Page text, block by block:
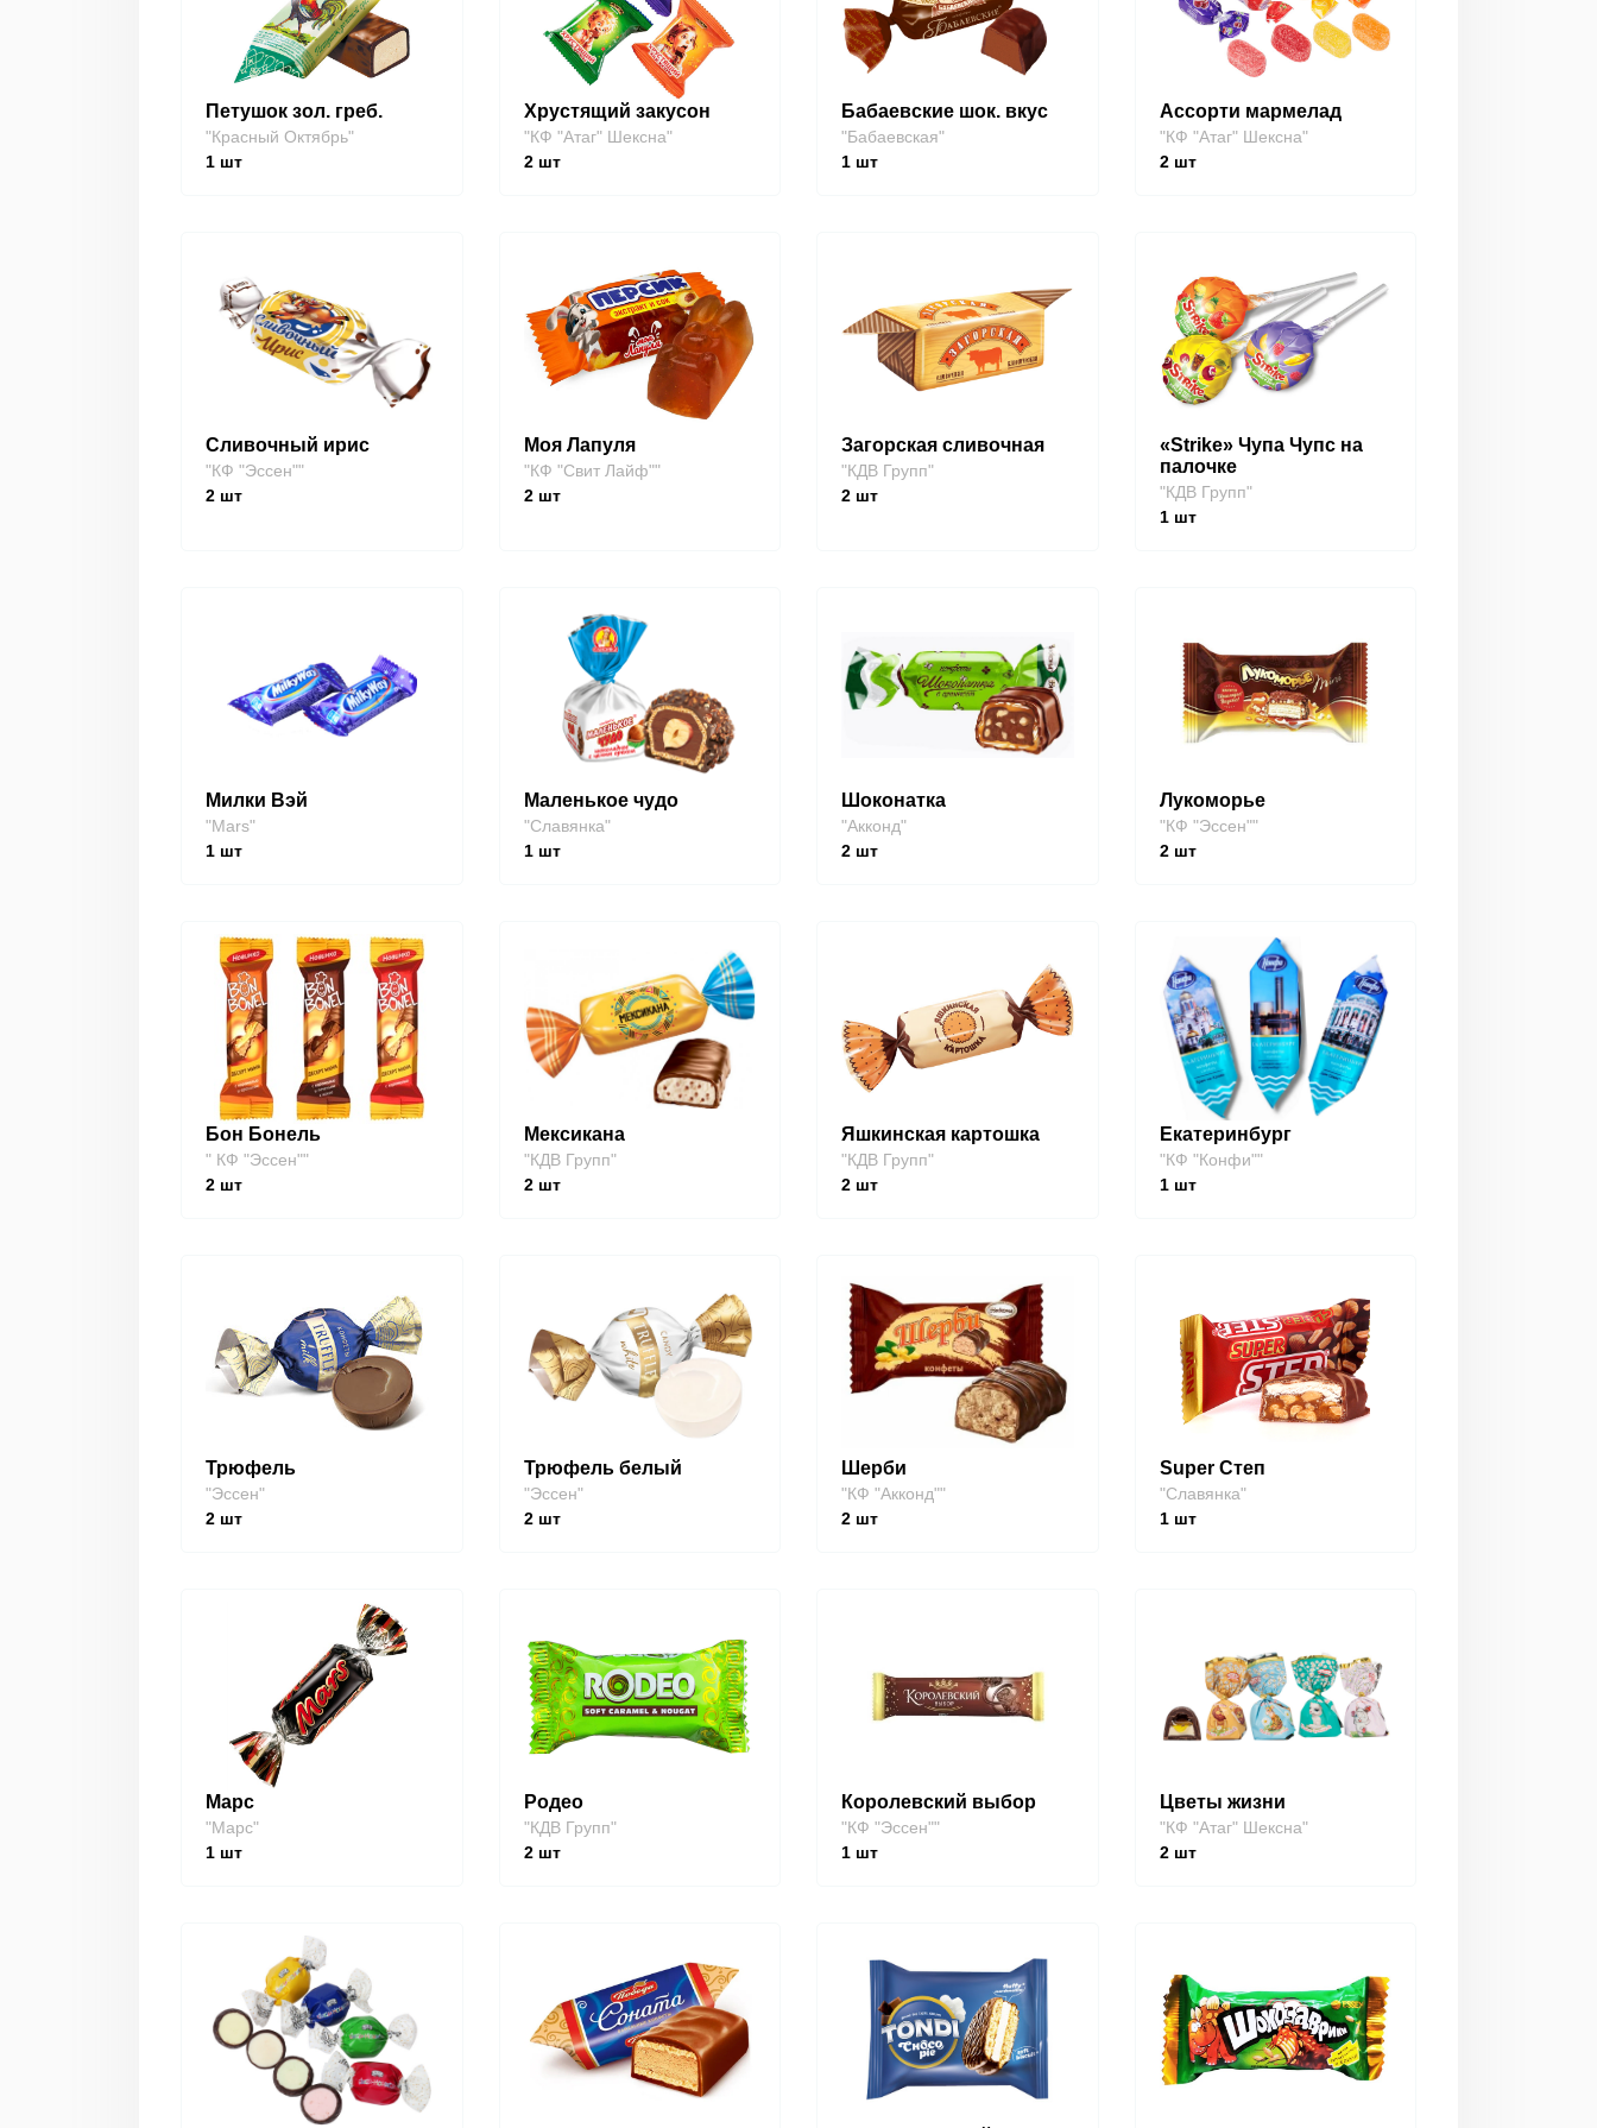
Петушок зол. греб.
"Красный Октябрь"
1 шт
Хрустящий закусон
"КФ "Атаг" Шексна"
2шт
Бабаевские шок. вкус
"Бабаевская"
1 шт
Ассорти мармелад
"КФ "Атаг" Шексна"
2шт
Сливочный ирис
"КФ "Эссен""
2 шт
Моя Лапуля
"КФ "Свит Лайф""
2шт
Загорская сливочная
"КДВ Групп"
2 шт
«Strike» Чупа Чупс на
палочке
"КДВ Групп"
1шт
Милки Вэй
"Mars"
1 шт
Маленькое чудо
"Славянка"
1шт
Шоконатка
"Акконд"
2 шт
Лукоморье
"КФ "Эссен""
2шт
Бон Бонель
" КФ "Эссен""
2 шт
Мексикана
"КДВ Групп"
2шт
Яшкинская картошка
"КДВ Групп"
2 шт
Екатеринбург
"КФ "Конфи""
1шт
Трюфель
"Эссен"
2 шт
Трюфель белый
"Эссен"
2шт
Шерби
"КФ "Акконд""
2 шт
Super Степ
"Славянка"
1шт
Марс
"Марс"
1 шт
Родео
"КДВ Групп"
2шт
Королевский выбор
"КФ "Эссен""
1 шт
Цветы жизни
"КФ "Атаг" Шексна"
2шт